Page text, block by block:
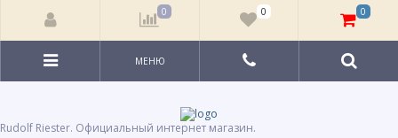
Rudolf Riester. Официальный интернет магазин.
МЕНЮ
0 0 0